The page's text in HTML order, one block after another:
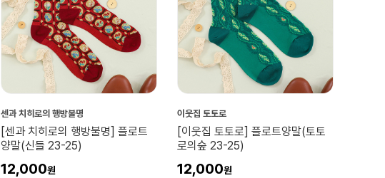
센과 치히로의 행방불명
[센과 치히로의 행방불명] 플로트
양말(신들 23-25)
12,000
이웃집 토토로
[이웃집 토토로] 플로트양말(토토
로의숲 23-25)
12,000